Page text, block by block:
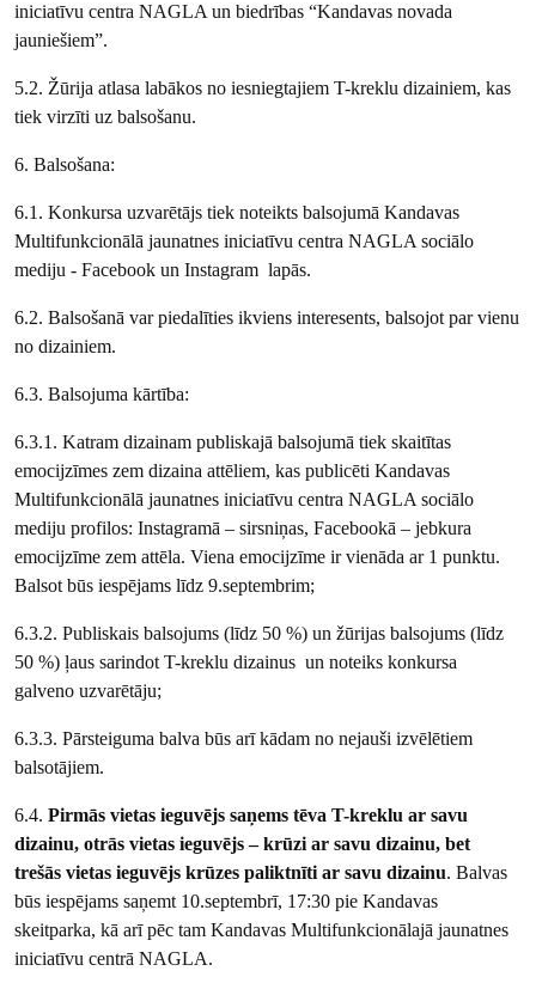
iniciatīvu centra NAGLA un biedrības “Kandavas novada
jauniešiem”.
5.2. Žūrija atlasa labākos no iesniegtajiem T-kreklu dizainiem, kas
tiek virzīti uz balsošanu.
6. Balsošana:
6.1. Konkursa uzvarētājs tiek noteikts balsojumā Kandavas
Multifunkcionālā jaunatnes iniciatīvu centra NAGLA sociālo
mediju - Facebook un Instagram lapās.
6.2. Balsošanā var piedalīties ikviens interesents, balsojot par vienu
no dizainiem.
6.3. Balsojuma kārtība:
6.3.1. Katram dizainam publiskajā balsojumā tiek skaitītas
emocijzīmes zem dizaina attēliem, kas publicēti Kandavas
Multifunkcionālā jaunatnes iniciatīvu centra NAGLA sociālo
mediju profilos: Instagramā – sirsniņas, Facebookā – jebkura
emocijzīme zem attēla. Viena emocijzīme ir vienāda ar 1 punktu.
Balsot būs iespējams līdz 9.septembrim;
6.3.2. Publiskais balsojums (līdz 50 %) un žūrijas balsojums (līdz
50 %) ļaus sarindot T-kreklu dizainus un noteiks konkursa
galveno uzvarētāju;
6.3.3. Pārsteiguma balva būs arī kādam no nejauši izvēlētiem
balsotājiem.
6.4.Pirmās vietas ieguvējs saņems tēva T-kreklu ar savu
dizainu, otrās vietas ieguvējs – krūzi ar savu dizainu, bet
trešās vietas ieguvējs krūzes paliktnīti ar savu dizainu. Balvas
būs iespējams saņemt 10.septembrī, 17:30 pie Kandavas
skeitparka, kā arī pēc tam Kandavas Multifunkcionālajā jaunatnes
iniciatīvu centrā NAGLA.